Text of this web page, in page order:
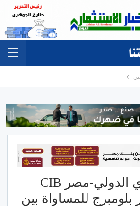
البنك التجاري الدولي-مصر CIB
للمساواة بين